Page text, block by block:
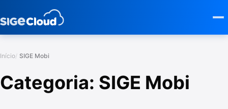
Início SIGE Mobi
Categoria: SIGE Mobi